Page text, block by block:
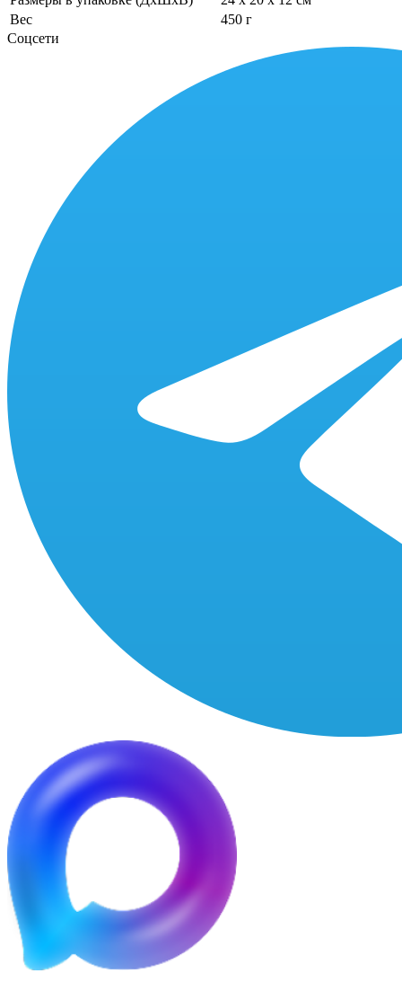
Вес
450 г
Соцсети